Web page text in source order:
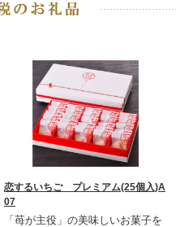
恋するいちご プレミアム(25個入)A
07
「苺が主役」の美味しいお菓子を